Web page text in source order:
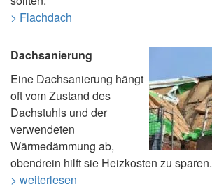
> Flachdach
Dachsanierung
Eine Dachsanierung hängt
oft vom Zustand des
Dachstuhls und der
verwendeten
Wärmedämmung ab,
obendrein hilft sie Heizkosten zu sparen.
> weiterlesen